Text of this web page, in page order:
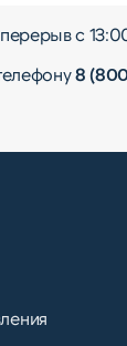
с
8